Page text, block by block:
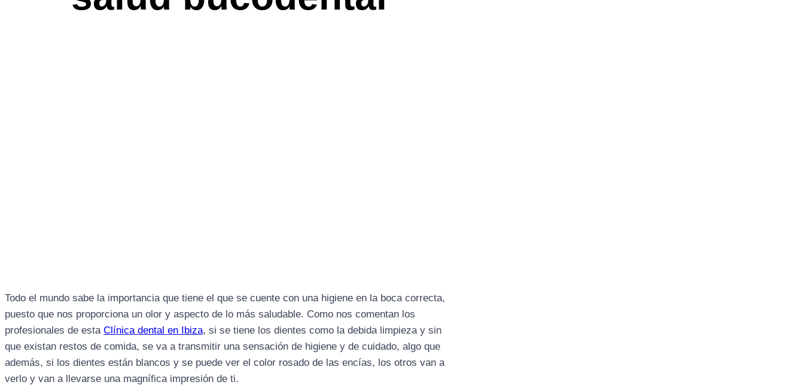
Todo el mundo sabe la importancia que tiene el que se cuente con una higiene en la boca correcta,
puesto que nos proporciona un olor y aspecto de lo más saludable. Como nos comentan los
profesionales de esta Clínica dental en Ibiza, si se tiene los dientes como la debida limpieza y sin
que existan restos de comida, se va a transmitir una sensación de higiene y de cuidado, algo que
además, si los dientes están blancos y se puede ver el color rosado de las encías, los otros van a
verlo y van a llevarse una magnífica impresión de ti.